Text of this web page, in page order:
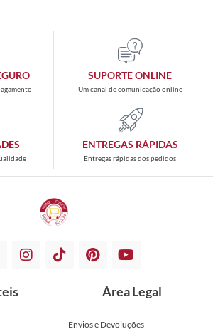
SUPORTE ONLINE
Um canal de comunicação online
ENTREGAS RÁPIDAS
Entregas rápidas dos pedidos
Área Legal
Envios e Devoluções